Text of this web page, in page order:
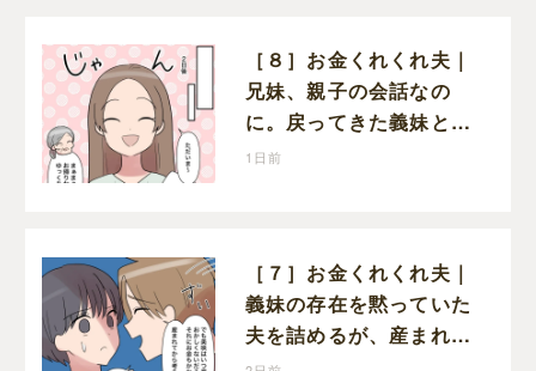
［８］お金くれくれ夫｜
兄妹、親子の会話なの
に。戻ってきた義妹と夫
や義母の様子になんだか
1日前
［７］お金くれくれ夫｜
義妹の存在を黙っていた
夫を詰めるが、産まれる